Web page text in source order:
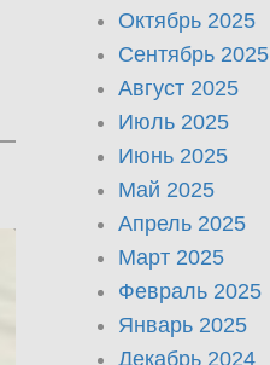
Октябрь 2025
Сентябрь 2025
Август 2025
Июль 2025
Июнь 2025
Май 2025
Апрель 2025
Март 2025
Февраль 2025
Январь 2025
Декабрь 2024